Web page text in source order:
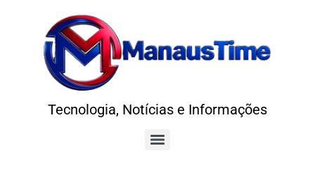
Tecnologia, Notícias e Informações